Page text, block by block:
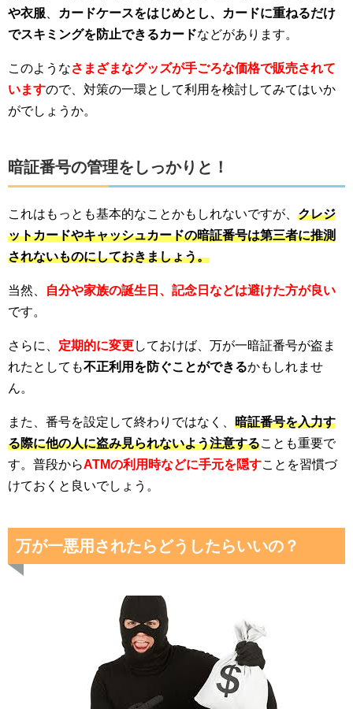
や衣服
カードケースをはじめとし、カードに重ねるだけ
でスキミングを防止できるカードなどがあります。
このようなさまざまなグッズが手ごろな価格で販売されて
いますので、対策の一環として利用を検討してみてはいか
がでしょうか。
暗証番号の管理をしっかりと！
これはもっとも基本的なことかもしれないですが、 クレジ
ットカードやキャッシュカードの暗証番号は第三者に推測
されないものにしておきましょう。
当然、
自分や家族の誕生日、記念日などは避けた方が良い
です。
さらに、 定期的に変更しておけば、万が一暗証番号が盗ま
れたとしても不正利用を防ぐことができるかもしれませ
ん。
また、番号を設定して終わりではなく、 暗証番号を入力す
る際に他の人に盗み見られないよう注意することも重要で
す。普段からATMの利用時などに手元を隠すことを習慣づ
けておくと良いでしょう。
万が一悪用されたらどうしたらいいの？